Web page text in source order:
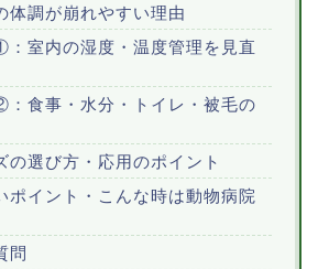
体調が崩れやすい理由
室内の湿度・温度管理を見直
食事・水分・トイレ・被毛の
の選び方・応用のポイント
ポイント・こんな時は動物病院
問